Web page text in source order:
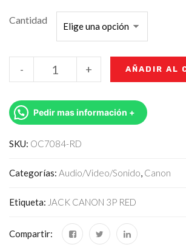
Cantidad
+
- AÑADIR AL
Pedir mas información +
SKU: OC7084-RD
Categorías: Audio/Video/Sonido, Canon
Etiqueta: JACK CANON 3P RED
Compartir: